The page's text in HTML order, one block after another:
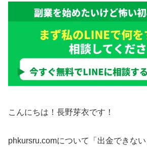
こんにちは！長野芽衣です！
phkursru.comについて「出金できな